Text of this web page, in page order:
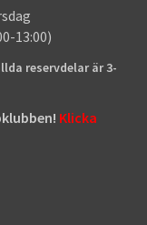
Torsdag
13:00)
reservdelar är 3-
Klicka